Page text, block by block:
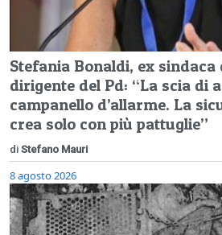
Stefania Bonaldi, ex sindaca
dirigente del Pd: “La scia di
campanello d’allarme. La
crea solo con più pattuglie”
di Stefano Mauri
8 agosto 2026